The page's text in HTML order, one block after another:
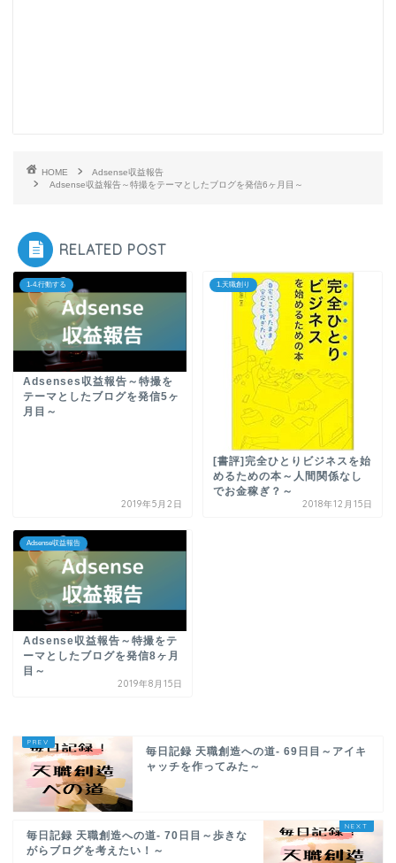
HOME
Adsense収益報告
Adsense収益報告～特撮をテーマとしたブログを発信6ヶ月目～
RELATED POST
1-4.行動する
Adsenses収益報告～特撮を
テーマとしたブログを発信5ヶ
月目～
2019年5月2日
1.天職創り
[書評]完全ひとりビジネスを始
めるための本～人間関係なし
でお金稼ぎ？～
2018年12月15日
Adsense収益報告
Adsense収益報告～特撮をテ
ーマとしたブログを発信8ヶ月
目～
2019年8月15日
毎日記録 天職創造への道- 69日目～アイキ
ャッチを作ってみた～
毎日記録 天職創造への道- 70日目～歩きな
がらブログを考えたい！～